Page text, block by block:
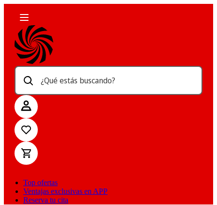
¿Qué estás buscando?
Top ofertas
Ventajas exclusivas en APP
Reserva tu cita